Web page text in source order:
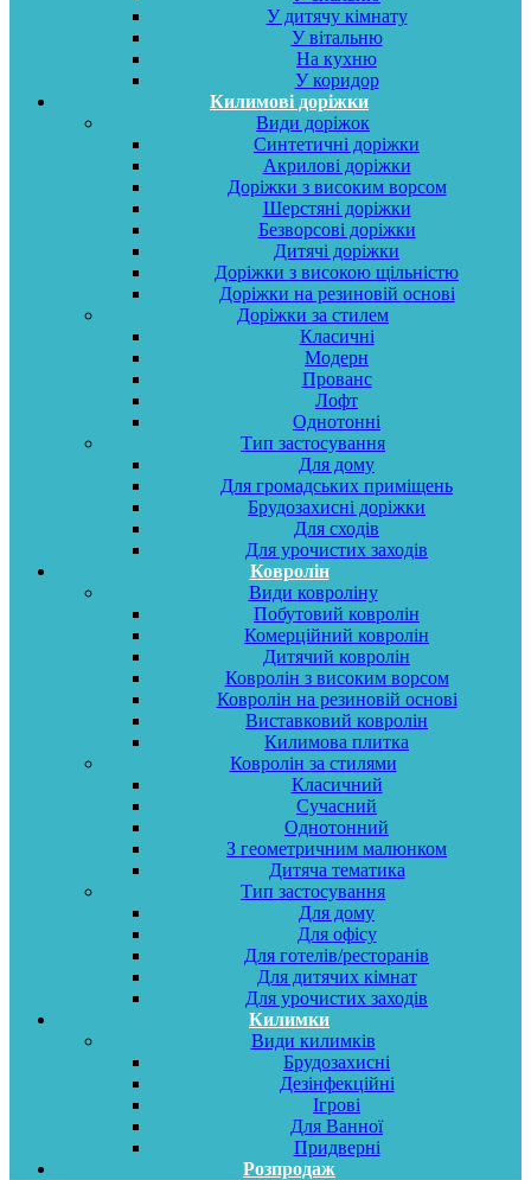
У дитячу кімнату
У вітальню
На кухню
У коридор
Килимові доріжки
Види доріжок
Синтетичні доріжки
Акрилові доріжки
Доріжки з високим ворсом
Шерстяні доріжки
Безворсові доріжки
Дитячі доріжки
Доріжки з високою щільністю
Доріжки на резиновій основі
Доріжки за стилем
Класичні
Модерн
Прованс
Лофт
Однотонні
Тип застосування
Для дому
Для громадських приміщень
Брудозахисні доріжки
Для сходів
Для урочистих заходів
Ковролін
Види ковроліну
Побутовий ковролін
Комерційний ковролін
Дитячий ковролін
Ковролін з високим ворсом
Ковролін на резиновій основі
Виставковий ковролін
Килимова плитка
Ковролін за стилями
Класичний
Сучасний
Однотонний
З геометричним малюнком
Дитяча тематика
Тип застосування
Для дому
Для офісу
Для готелів/ресторанів
Для дитячих кімнат
Для урочистих заходів
Килимки
Види килимків
Брудозахисні
Дезінфекційні
Ігрові
Для Ванної
Придверні
Розпродаж